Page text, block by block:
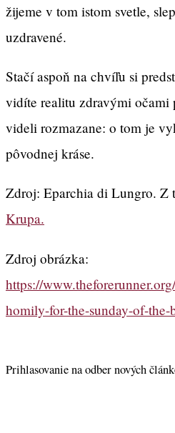
žijeme v tom istom svetle,
uzdravené.
Stačí aspoň na chvíľu si
vidíte realitu zdravými očami
videli rozmazane: o tom je
pôvodnej kráse.
Zdroj: Eparchia di Lungro. Z
Krupa.
Zdroj obrázka:
https://
homily-for-the-sunday-of-the-
Prihlasovanie na odber nových